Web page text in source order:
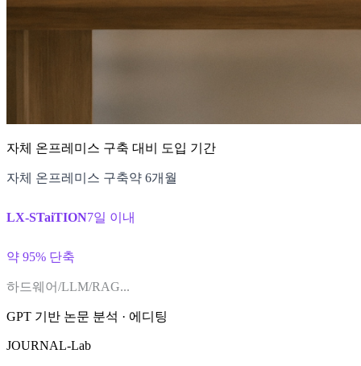
자체 온프레미스 구축 대비 도입 기간
자체 온프레미스 구축약 6개월
LX-STaiTION7일 이내
약 95% 단축
하드웨어/LLM/RAG...
GPT 기반 논문 분석 · 에디팅
JOURNAL-Lab